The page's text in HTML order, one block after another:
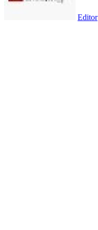
Editor